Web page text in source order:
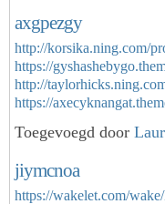
axgpezgy
http://korsika.ning.com/
https://
http://
https://
Toegevoegd door
jiymcnoa
https://wakelet.com/